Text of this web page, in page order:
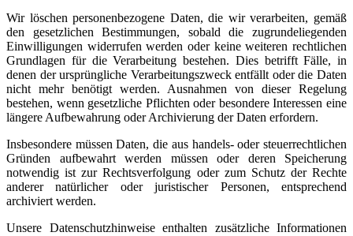
Wir löschen personenbezogene Daten, die wir verarbeiten, gemäß
den gesetzlichen Bestimmungen, sobald die zugrundeliegenden
Einwilligungen widerrufen werden oder keine weiteren rechtlichen
Grundlagen für die Verarbeitung bestehen. Dies betrifft Fälle, in
denen der ursprüngliche Verarbeitungszweck entfällt oder die Daten
nicht mehr benötigt werden. Ausnahmen von dieser Regelung
bestehen, wenn gesetzliche Pflichten oder besondere Interessen eine
längere Aufbewahrung oder Archivierung der Daten erfordern.
Insbesondere müssen Daten, die aus handels- oder steuerrechtlichen
Gründen aufbewahrt werden müssen oder deren Speicherung
notwendig ist zur Rechtsverfolgung oder zum Schutz der Rechte
anderer natürlicher oder juristischer Personen, entsprechend
archiviert werden.
Unsere Datenschutzhinweise enthalten zusätzliche Informationen